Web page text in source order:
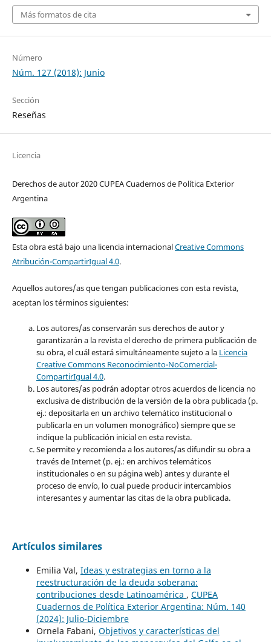
Más formatos de cita
Número
Núm. 127 (2018): Junio
Sección
Reseñas
Licencia
Derechos de autor 2020 CUPEA Cuadernos de Política Exterior
Argentina
Esta obra está bajo una licencia internacionalCreative Commons
Atribución-CompartirIgual 4.0.
Aquellos autores/as que tengan publicaciones con esta revista,
aceptan los términos siguientes:
Los autores/as conservarán sus derechos de autor y
garantizarán a la revista el derecho de primera publicación de
su obra, el cuál estará simultáneamente sujeto a la Licencia
Creative Commons Reconocimiento-NoComercial-
CompartirIgual 4.0.
Los autores/as podrán adoptar otros acuerdos de licencia no
exclusiva de distribución de la versión de la obra publicada (p.
ej.: depositarla en un archivo telemático institucional o
publicarla en un volumen monográfico) siempre que se
indique la publicación inicial en esta revista.
Se permite y recomienda a los autores/as difundir su obra a
través de Internet (p. ej.: en archivos telemáticos
institucionales o en su página web) antes y durante el
proceso de envío, lo cual puede producir intercambios
interesantes y aumentar las citas de la obra publicada.
Artículos similares
Emilia Val, Ideas y estrategias en torno a la
reestructuración de la deuda soberana:
contribuciones desde Latinoamérica , CUPEA
Cuadernos de Política Exterior Argentina: Núm. 140
(2024): Julio-Diciembre
Ornela Fabani, Objetivos y características del